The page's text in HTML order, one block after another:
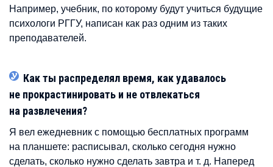
Например, учебник, по которому будут учиться будущие
психологи РГГУ, написан как раз одним из таких
преподавателей.
Как ты распределял время, как удавалось
не прокрастинировать и не отвлекаться
на развлечения?
Я вел ежедневник с помощью бесплатных программ
на планшете: расписывал, сколько сегодня нужно
сделать, сколько нужно сделать завтра и т. д. Наперед